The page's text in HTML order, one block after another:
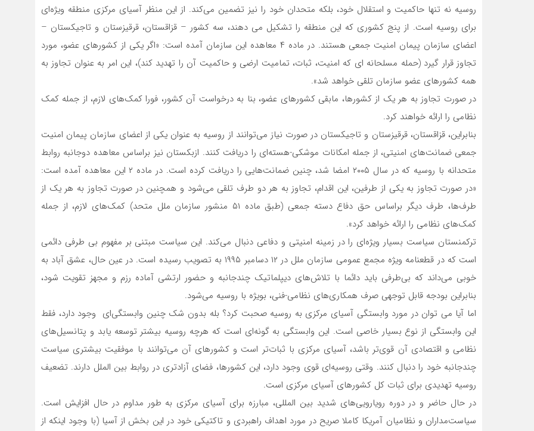
روسیه نه تنها حاکمیت و استقلال خود، بلکه متحدان خود را نیز تضمین می‌کند. از این منظر آسیای مرکزی منطقه ویژه‌ای
برای روسیه است. از پنج کشوری که این منطقه را تشکیل می دهند، سه کشور – قزاقستان، قرقیزستان و تاجیکستان –
اعضای سازمان پیمان امنیت جمعی هستند. در ماده ۴ معاهده این سازمان آمده است: «اگر یکی از کشورهای عضو، مورد
تجاوز قرار گیرد (حمله مسلحانه ای که امنیت، ثبات، تمامیت ارضی و حاکمیت آن را تهدید کند)، این امر به عنوان تجاوز به
همه کشورهای عضو سازمان تلقی خواهد شد».
در صورت تجاوز به هر یک از کشورها، مابقی کشورهای عضو، بنا به درخواست آن کشور، فورا کمک‌های لازم، از جمله کمک
نظامی را ارائه خواهند کرد.
بنابراین، قزاقستان، قرقیزستان و تاجیکستان در صورت نیاز می‌توانند از روسیه به عنوان یکی از اعضای سازمان پیمان امنیت
جمعی ضمانت‌های امنیتی، از جمله امکانات موشکی-هسته‌ای را دریافت ‌کنند. ازبکستان نیز براساس معاهده دوجانبه روابط
متحدانه با روسیه که در سال ۲۰۰۵ امضا شد، چنین ضمانت‌هایی را دریافت کرده است. در ماده ۲ این معاهده آمده است:
«در صورت تجاوز به یکی از طرفین، این اقدام، تجاوز به هر دو طرف تلقی می‌شود و همچنین در صورت تجاوز به هر یک از
طرف‌ها، طرف دیگر براساس حق دفاع دسته جمعی (طبق ماده ۵۱ منشور سازمان ملل متحد) کمک‌های لازم، از جمله
کمک‌های نظامی را ارائه خواهد کرد».
ترکمنستان سیاست بسیار ویژه‌ای را در زمینه امنیتی و دفاعی دنبال می‌کند. این سیاست مبتنی بر مفهوم بی طرفی دائمی
است که در قطعنامه ویژه مجمع عمومی سازمان ملل در ۱۲ دسامبر ۱۹۹۵ به تصویب رسیده است. در عین حال، عشق آباد به
خوبی می‌داند که بی‌طرفی باید دائما با تلاش‌های دیپلماتیک چندجانبه و حضور ارتشی آماده رزم و مجهز تقویت شود،
بنابراین بودجه قابل توجهی صرف همکاری‌های نظامی-فنی، بویژه با روسیه می‌شود.
اما آیا می توان در مورد وابستگی آسیای مرکزی به روسیه صحبت کرد؟ بله بدون شک چنین وابستگی‌ای وجود دارد، فقط
این وابستگی از نوع بسیار خاصی است. این وابستگی به گونه‌ای است که هرچه روسیه بیشتر توسعه یابد و پتانسیل‌های
نظامی و اقتصادی آن قوی‌تر باشد، آسیای مرکزی با ثبات‌تر است و کشورهای آن می‌توانند با موفقیت بیشتری سیاست
چندجانبه خود را دنبال کنند. وقتی روسیه‌ای قوی وجود دارد، این کشورها، فضای آزادتری در روابط بین الملل دارند. تضعیف
روسیه تهدیدی برای ثبات کل کشورهای آسیای مرکزی است.
در حال حاضر و در دوره رویارویی‌های شدید بین المللی، مبارزه برای آسیای مرکزی به طور مداوم در حال افزایش است.
سیاست‌مداران و نظامیان آمریکا کاملا صریح در مورد اهداف راهبردی و تاکتیکی خود در این بخش از آسیا (با وجود اینکه از